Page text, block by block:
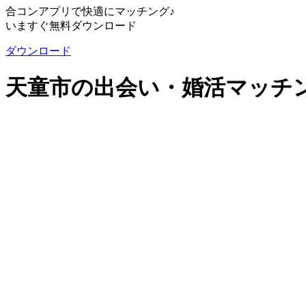
合コンアプリで快適にマッチング♪
いますぐ無料ダウンロード
ダウンロード
天童市の出会い・婚活マッチ